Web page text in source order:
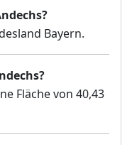
Bayern.
Fläche von 40,43